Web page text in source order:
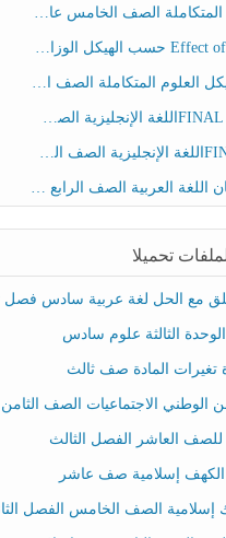
الخامس عام الفصل الدراسي الثالث 2025-2026
الصف الخامس انسبير الفصل الثالث
العربية الصف الرابع الفصل الثالث
تحميلا
مع الحل لغة عربية سادس فصل
الثالثة علوم سادس
تغيرات المادة صف ثالث
الوطني الاجتماعيات الصف الثامن
للصف العاشر الفصل الثالث
إسلامية صف عاشر
الصف الخامس الفصل